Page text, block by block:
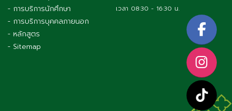
- การบริการนักศึกษา
- การบริการบุคคลภายนอก
- หลักสูตร
- Sitemap
เวลา 08:30 - 16:30 น.